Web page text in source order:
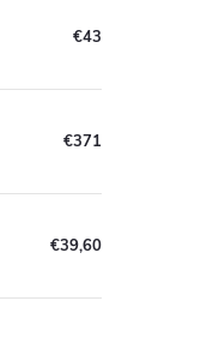
€43
€371
€39,60